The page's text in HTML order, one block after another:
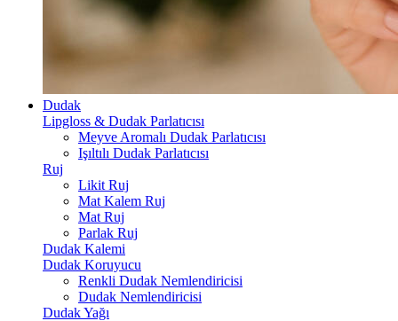
Dudak
Lipgloss & Dudak Parlatıcısı
Meyve Aromalı Dudak Parlatıcısı
Işıltılı Dudak Parlatıcısı
Ruj
Likit Ruj
Mat Kalem Ruj
Mat Ruj
Parlak Ruj
Dudak Kalemi
Dudak Koruyucu
Renkli Dudak Nemlendiricisi
Dudak Nemlendiricisi
Dudak Yağı